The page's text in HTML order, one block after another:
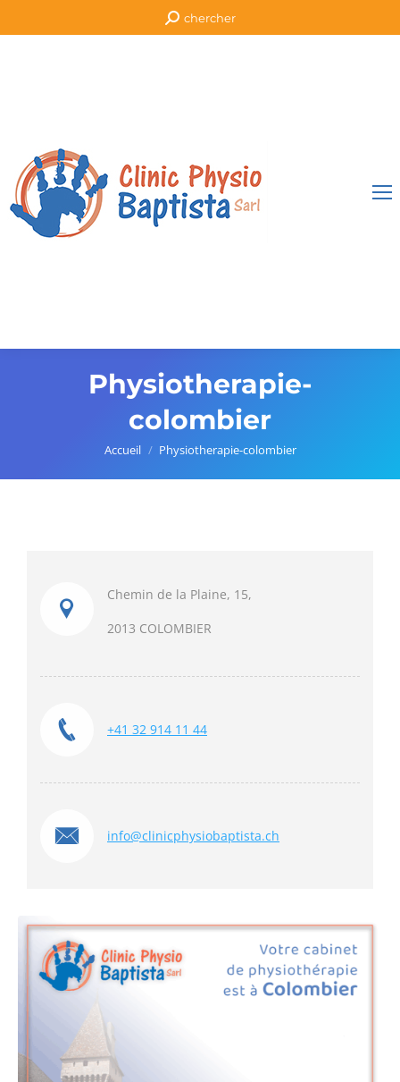
Recherche
:
chercher
Physiotherapie-
colombier
Vous êtes ici :
Accueil Physiotherapie-colombier
Chemin de la Plaine, 15,
2013 COLOMBIER
+41 32 914 11 44
info@clinicphysiobaptista.ch